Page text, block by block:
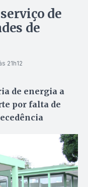
de
de
21h12
de energia a
por falta de